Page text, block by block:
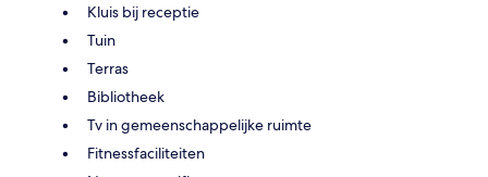
Kluis bij receptie
Tuin
Terras
Bibliotheek
Tv in gemeenschappelijke ruimte
Fitnessfaciliteiten